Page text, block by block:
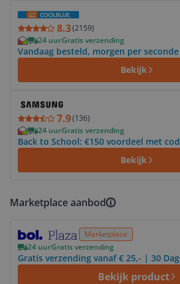
8.3(2159)
24 uurGratis verzending
Vandaag besteld, morgen per
Bekijk
7.9(136)
24 uurGratis verzending
Back to School: €150 voordeel met
Bekijk
Marketplace aanbod
Marketplace
24 uurGratis verzending
Gratis verzending vanaf € 25,- | 30
Bekijk product